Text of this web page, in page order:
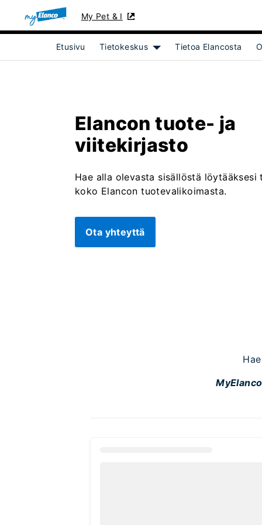
My Pet & I
Etusivu
Tietokeskus
Tietoa Elancosta
Elancon tuote- ja
viitekirjasto
Hae alla olevasta sisällöstä löytääksesi
koko Elancon tuotevalikoimasta.
Ota yhteyttä